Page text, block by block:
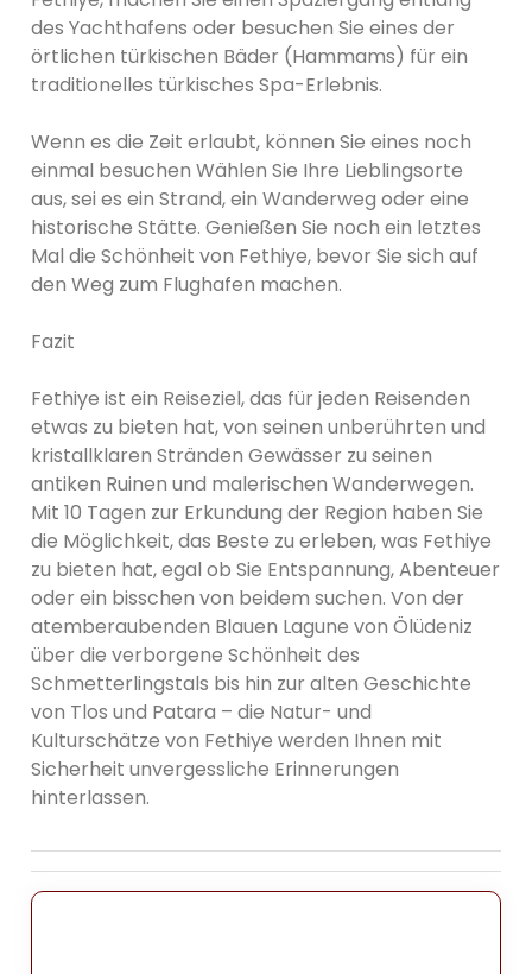
des Yachthafens oder besuchen Sie eines der
örtlichen türkischen Bäder (Hammams) für ein
traditionelles türkisches Spa-Erlebnis.
Wenn es die Zeit erlaubt, können Sie eines noch
einmal besuchen Wählen Sie Ihre Lieblingsorte
aus, sei es ein Strand, ein Wanderweg oder eine
historische Stätte. Genießen Sie noch ein letztes
Mal die Schönheit von Fethiye, bevor Sie sich auf
den Weg zum Flughafen machen.
Fazit
Fethiye ist ein Reiseziel, das für jeden Reisenden
etwas zu bieten hat, von seinen unberührten und
kristallklaren Stränden Gewässer zu seinen
antiken Ruinen und malerischen Wanderwegen.
Mit 10 Tagen zur Erkundung der Region haben Sie
die Möglichkeit, das Beste zu erleben, was Fethiye
zu bieten hat, egal ob Sie Entspannung, Abenteuer
oder ein bisschen von beidem suchen. Von der
atemberaubenden Blauen Lagune von Ölüdeniz
über die verborgene Schönheit des
Schmetterlingstals bis hin zur alten Geschichte
von Tlos und Patara – die Natur- und
Kulturschätze von Fethiye werden Ihnen mit
Sicherheit unvergessliche Erinnerungen
hinterlassen.